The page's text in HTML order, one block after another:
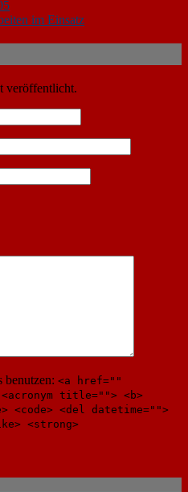
im Einsatz
veröffentlicht.
benutzen: <a href=""
title=""> <b>
<code> <del datetime="">
<strong>